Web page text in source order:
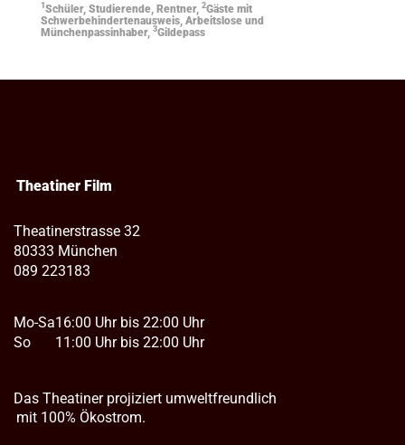
1 Schüler, Studierende, Rentner, 2Gäste mit
Schwerbehindertenausweis, Arbeitslose und
Münchenpassinhaber, 3Gildepass
Theatiner Film
Theatinerstrasse 32
80333 München
089 223183
Mo-Sa
So
16:00 Uhr bis 22:00 Uhr
11:00 Uhr bis 22:00 Uhr
Das Theatiner projiziert umweltfreundlich
mit 100% Ökostrom.